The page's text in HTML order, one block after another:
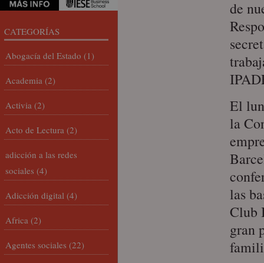
de
El
la
las
Club
gran
CATEGORÍAS
Abogacía del Estado (1)
Academia (2)
Activia (2)
Acto de Lectura (2)
adicción a las redes
sociales (4)
Adicción digital (4)
Africa (2)
Agentes sociales (22)